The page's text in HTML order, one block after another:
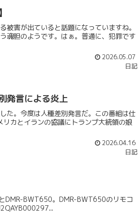
害が出ていると話題になっていますね。
魂胆のようです。はぁ。普通に、犯罪です
2026.05.07
日記
発言による炎上
た。今度は人種差別発言だ。この番組は仕
カとイランの協議にトランプ大統領の娘
2026.04.16
日記
DMR-BWT650。DMR-BWT650のリモコ